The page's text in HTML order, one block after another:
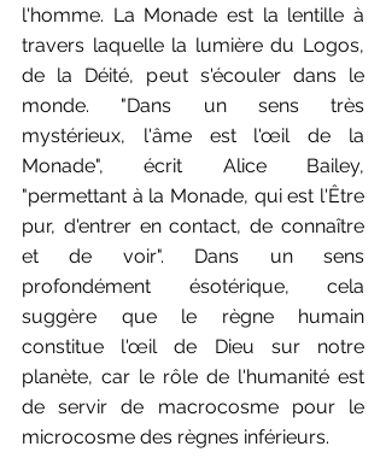
l'homme. La Monade est la lentille à
travers laquelle la lumière du Logos,
de la Déité, peut s'écouler dans le
monde. "Dans un sens très
mystérieux, l'âme est l'œil de la
Monade", écrit Alice Bailey,
"permettant à la Monade, qui est l'Être
pur, d'entrer en contact, de connaître
et de voir". Dans un sens
profondément ésotérique, cela
suggère que le règne humain
constitue l'œil de Dieu sur notre
planète, car le rôle de l'humanité est
de servir de macrocosme pour le
microcosme des règnes inférieurs.